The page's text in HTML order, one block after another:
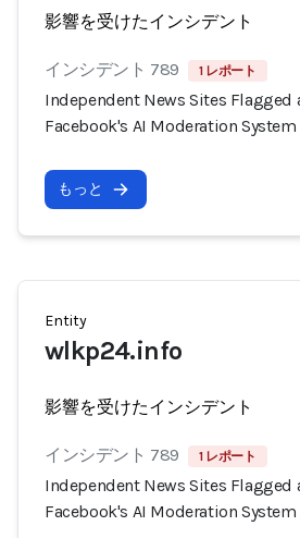
影響を受けたインシデント
インシデント 789 1 レポート
Independent News Sites Flagged
Facebook's AI Moderation System
もっと
Entity
wlkp24.info
影響を受けたインシデント
インシデント 789 1 レポート
Independent News Sites Flagged
Facebook's AI Moderation System